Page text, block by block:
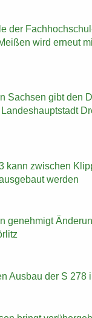
der
wird er­neut
Sach­sen gibt den
kann zwi­schen
wer­den
ge­neh­migt
Aus­bau der S 278